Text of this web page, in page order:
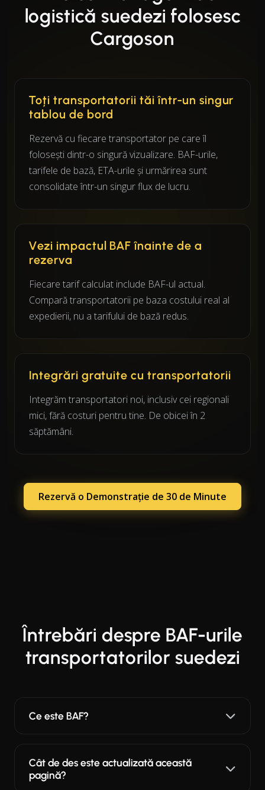
logistică suedezi folosesc
Cargoson
Toți transportatorii tăi într-un singur
tablou de bord
Rezervă cu fiecare transportator pe care îl
folosești dintr-o singură vizualizare. BAF-urile,
tarifele de bază, ETA-urile și urmărirea sunt
consolidate într-un singur flux de lucru.
Vezi impactul BAF înainte de a
rezerva
Fiecare tarif calculat include BAF-ul actual.
Compară transportatorii pe baza costului real al
expedierii, nu a tarifului de bază redus.
Integrări gratuite cu transportatorii
Integrăm transportatori noi, inclusiv cei regionali
mici, fără costuri pentru tine. De obicei în 2
săptămâni.
Rezervă o Demonstrație de 30 de Minute
Întrebări despre BAF-urile
transportatorilor suedezi
Ce este BAF?
Cât de des este actualizată această
pagină?